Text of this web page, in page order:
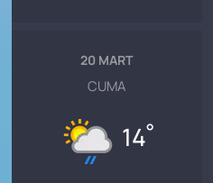
20 MART
CUMA
14°